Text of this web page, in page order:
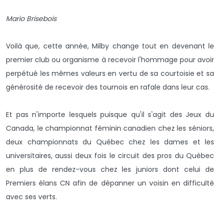
Mario Brisebois
Voilà que, cette année, Milby change tout en devenant le
premier club ou organisme à recevoir l'hommage pour avoir
perpétué les mêmes valeurs en vertu de sa courtoisie et sa
générosité de recevoir des tournois en rafale dans leur cas.
Et pas n'importe lesquels puisque qu'il s'agit des Jeux du
Canada, le championnat féminin canadien chez les séniors,
deux championnats du Québec chez les dames et les
universitaires, aussi deux fois le circuit des pros du Québec
en plus de rendez-vous chez les juniors dont celui de
Premiers élans CN afin de dépanner un voisin en difficulté
avec ses verts.